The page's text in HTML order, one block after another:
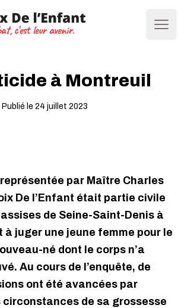
à Montreuil
Publié le 24 juillet 2023
représentée par Maître Charles
De l’Enfant était partie civile
de Seine-Saint-Denis à
à juger une jeune femme pour le
né dont le corps n’a
Au cours de l’enquête, de
ont été avancées par
circonstances de sa grossesse